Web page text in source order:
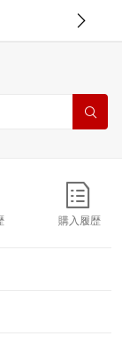
購入履歴